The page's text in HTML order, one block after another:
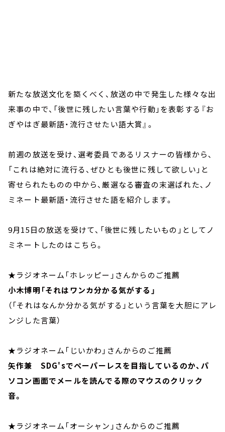
新たな放送文化を築くべく、放送の中で発生した様々な出
来事の中で、「後世に残したい言葉や行動」を表彰する『お
ぎやはぎ最新語・流行させたい語大賞』。
前週の放送を受け、選考委員であるリスナーの皆様から、
「これは絶対に流行る、ぜひとも後世に残して欲しい」と
寄せられたものの中から、厳選なる審査の末選ばれた、ノ
ミネート最新語・流行させた語を紹介します。
9月15日の放送を受けて、「後世に残したいもの」としてノ
ミネートしたのはこちら。
★ラジオネーム「ホレッピー」さんからのご推薦
小木博明「それはワンカ分かる気がする」
（「それはなんか分かる気がする」という言葉を大胆にアレ
ンジした言葉）
★ラジオネーム「じいかわ」さんからのご推薦
矢作兼 SDG'sでペーパーレスを目指しているのか、パ
ソコン画面でメールを読んでる際のマウスのクリック
音。
★ラジオネーム「オーシャン」さんからのご推薦